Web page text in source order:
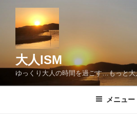
へ
大人ISM
ゆっくり大人の時間を過ごす…もっと
メニュー